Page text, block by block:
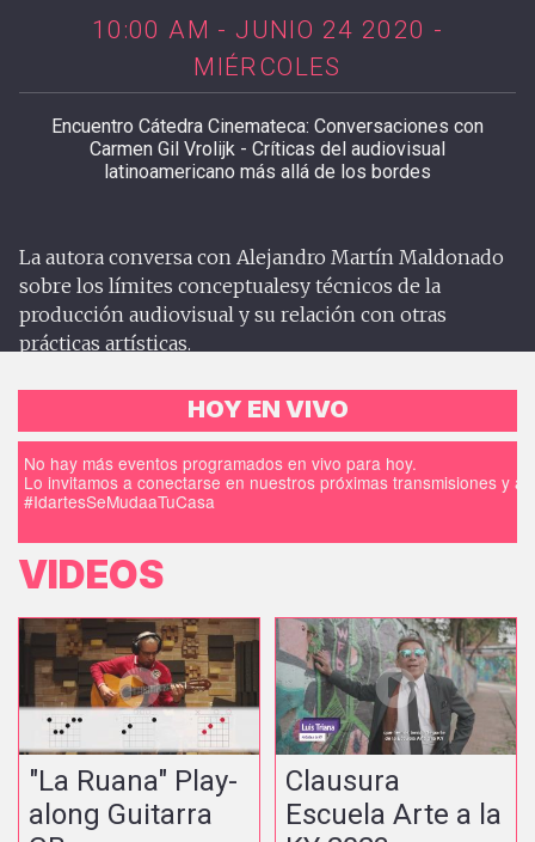
10:00 AM - JUNIO 24 2020 -
MIÉRCOLES
Encuentro Cátedra Cinemateca: Conversaciones con
Carmen Gil Vrolijk - Críticas del audiovisual
latinoamericano más allá de los bordes
La autora conversa con Alejandro Martín Maldonado
sobre los límites conceptualesy técnicos de la
producción audiovisual y su relación con otras
prácticas artísticas.
HOY EN VIVO
No hay más eventos programados en vivo para hoy.
Lo invitamos a conectarse en nuestros próximas transmisiones y
#IdartesSeMudaaTuCasa
VIDEOS
"La Ruana" Play-
along Guitarra
Clausura
Escuela Arte a la